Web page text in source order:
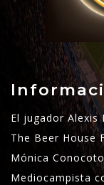
El jugador Alexis
The Beer House
Mónica
Mediocampista